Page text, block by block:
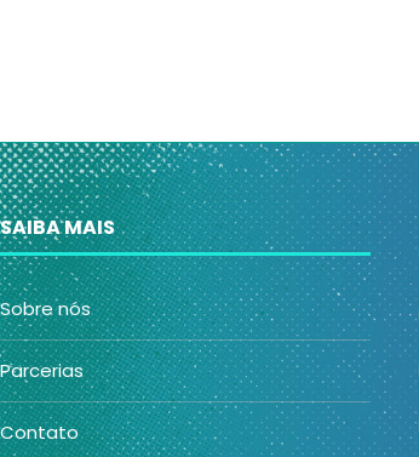
SAIBA MAIS
Sobre nós
Parcerias
Contato